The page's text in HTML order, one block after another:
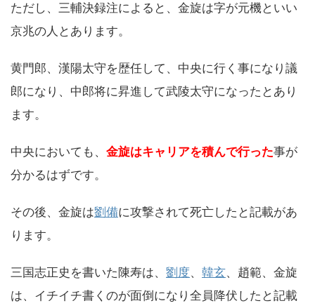
ただし、 三輔決録注によると、金旋は字が元機といい
京兆の人とあります。
黄門郎、漢陽太守を歴任して、中央に行く事になり議
郎になり、中郎将に昇進して武陵太守になったとあり
ます。
中央においても、 金旋はキャリアを積んで行った事が
分かるはずです。
その後、金旋は劉備に攻撃されて死亡したと記載があ
ります。
三国志正史を書いた陳寿は、 劉度、 韓玄、趙範、金旋
は、イチイチ書くのが面倒になり全員降伏したと記載